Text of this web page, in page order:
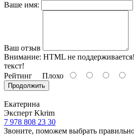
Ваше имя:
Ваш отзыв
Внимание: HTML не
текст!
Рейтинг Плохо
Продолжить
Екатерина
Эксперт Kkrim
7 978 808 23 30
Звоните, поможем выбрать